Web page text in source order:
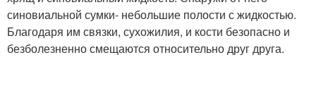
синовиальной сумки- небольшие полости с жидкостью.
Благодаря им связки, сухожилия, и кости безопасно и
безболезненно смещаются относительно друг друга.